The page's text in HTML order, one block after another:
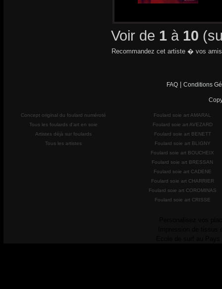
Voir de 1 à 10
Recommandez cet artiste � vos
FAQ Conditions
Concept original du foulard numéroté
Tous les foulards d'art en soie
Artistes déjà sur foulards
Tous les artistes
Foulard soie art AMARAL
Foulard soie art AVEZARD
Foulard soie art BENETT
Foulard soie art BLIGNY
Foulard soie art BOUCHEIX
Foulard soie art BRESSAN
Foulard soie art CADENE
Foulard soie art CHARRIER
Foulard soie art COROMINAS
Foulard soie art CRISSE